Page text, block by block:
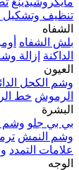
تنظيف وتشكيل
الشفاه
بلش الشفاه
الداكنة إزالة
العيون
وشم الكحل
الرموش خط
البشرة
بي بي جلو وشم
وشم النمش
علامات التمدد
الوجه